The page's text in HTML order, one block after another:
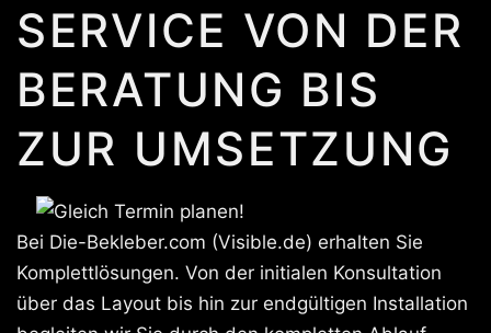
SERVICE VON DER
BERATUNG BIS
ZUR UMSETZUNG
Bei Die-Bekleber.com (Visible.de) erhalten Sie
Komplettlösungen. Von der initialen Konsultation
über das Layout bis hin zur endgültigen Installation